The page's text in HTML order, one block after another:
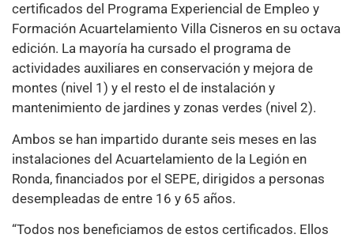
certificados del Programa Experiencial de Empleo y
Formación Acuartelamiento Villa Cisneros en su octava
edición. La mayoría ha cursado el programa de
actividades auxiliares en conservación y mejora de
montes (nivel 1) y el resto el de instalación y
mantenimiento de jardines y zonas verdes (nivel 2).
Ambos se han impartido durante seis meses en las
instalaciones del Acuartelamiento de la Legión en
Ronda, financiados por el SEPE, dirigidos a personas
desempleadas de entre 16 y 65 años.
“Todos nos beneficiamos de estos certificados. Ellos